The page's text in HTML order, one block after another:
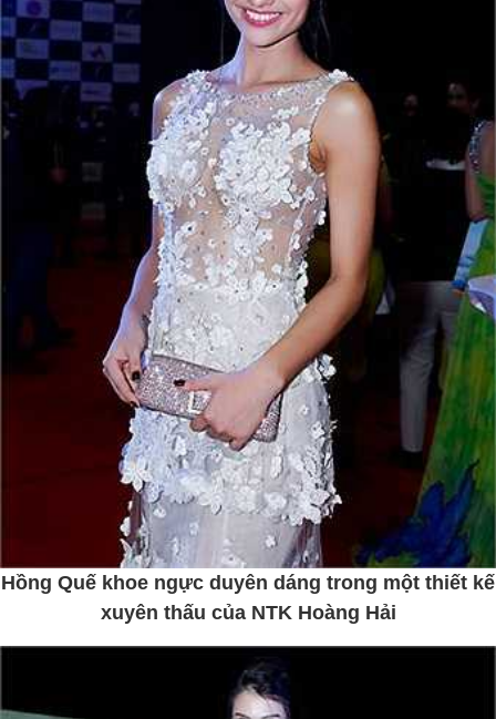
Hồng Quế khoe ngực duyên dáng trong một thiết kế
xuyên thấu của NTK Hoàng Hải